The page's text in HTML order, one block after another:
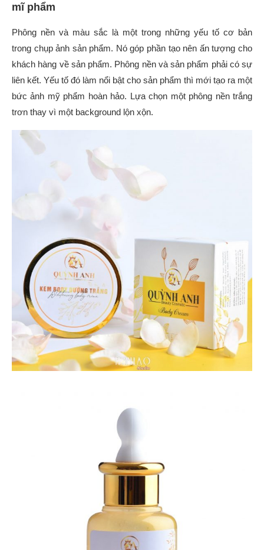
mĩ phẩm
Phông nền và màu sắc là một trong những yếu tố cơ bản
trong chụp ảnh sản phẩm. Nó góp phần tạo nên ấn tượng cho
khách hàng về sản phẩm. Phông nền và sản phẩm phải có sự
liên kết. Yếu tố đó làm nổi bật cho sản phẩm thì mới tạo ra một
bức ảnh mỹ phẩm hoàn hảo. Lựa chọn một phông nền trắng
trơn thay vì một background lộn xộn.